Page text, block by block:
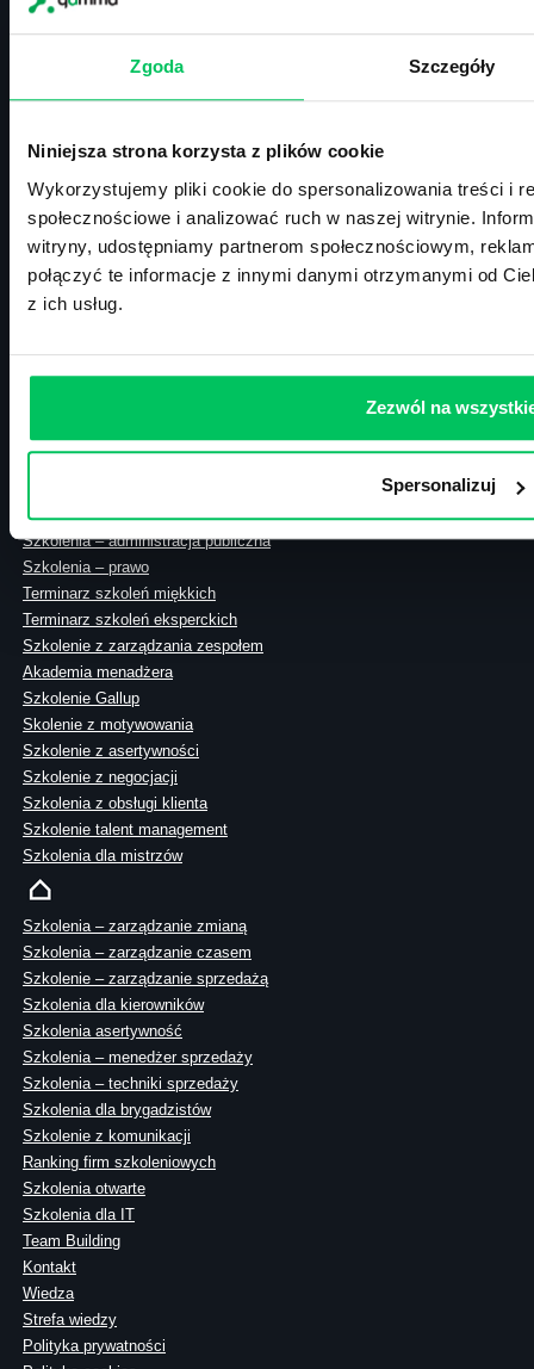
Zgoda Szczegóły
Niniejsza strona korzysta z plików cookie
Wykorzystujemy pliki cookie do spersonalizowania treści i
społecznościowe i analizować ruch w naszej witrynie.
witryny, udostępniamy partnerom społecznościowym,
połączyć te informacje z innymi danymi otrzymanymi od
z ich usług.
Zezwól na
Spersonalizuj
Kontakt
biuro@projektgamma.pl
ul. Solec 38 lok. 105
00-394 Warszawa
NIP: 113-26-90-108
Szkolenia zamknięte
Szkolenia menedżerskie
Szkolenia – efektywność osobista
Szkolenia – zarządzanie projektami
Szkolenia – kompetencje przyszłości
Szkolenia – administracja publiczna
Szkolenia – prawo
Terminarz szkoleń miękkich
Terminarz szkoleń eksperckich
Szkolenie z zarządzania zespołem
Akademia menadżera
Szkolenie Gallup
Skolenie z motywowania
Szkolenie z asertywności
Szkolenie z negocjacji
Szkolenia z obsługi klienta
Szkolenie talent management
Szkolenia dla mistrzów
Szkolenia – zarządzanie zmianą
Szkolenia – zarządzanie czasem
Szkolenie – zarządzanie sprzedażą
Szkolenia dla kierowników
Szkolenia asertywność
Szkolenia – menedżer sprzedaży
Szkolenia – techniki sprzedaży
Szkolenia dla brygadzistów
Szkolenie z komunikacji
Ranking firm szkoleniowych
Szkolenia otwarte
Szkolenia dla IT
Team Building
Kontakt
Wiedza
Strefa wiedzy
Polityka prywatności